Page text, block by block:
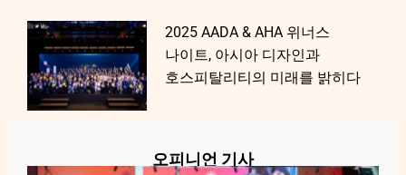
2025 AADA & AHA 위너스
나이트, 아시아 디자인과
호스피탈리티의 미래를 밝히다
오피니언 기사